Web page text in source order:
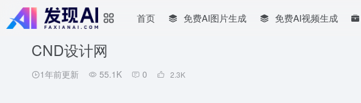
首页 免费AI图片生成 免费AI视频生成
CND设计网
1年前更新 55.1K 0 2.3K